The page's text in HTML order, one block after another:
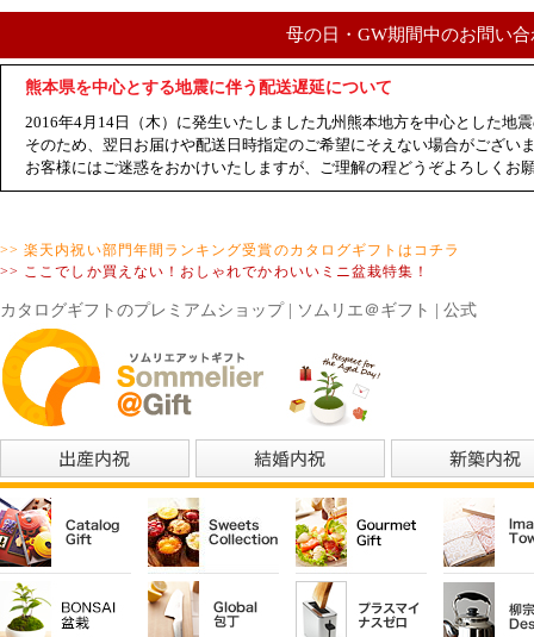
母の日・GW期間中のお問い
熊本県を中心とする地震に伴う配送遅延について
2016年4月14日（木）に発生いたしました九州熊本地方を中心とした地
そのため、翌日お届けや配送日時指定のご希望にそえない場合がござい
お客様にはご迷惑をおかけいたしますが、ご理解の程どうぞよろしくお
>> 楽天内祝い部門年間ランキング受賞のカタログギフトはコチラ
>> ここでしか買えない！おしゃれでかわいいミニ盆栽特集！
カタログギフトのプレミアムショップ | ソムリエ＠ギフト | 公式